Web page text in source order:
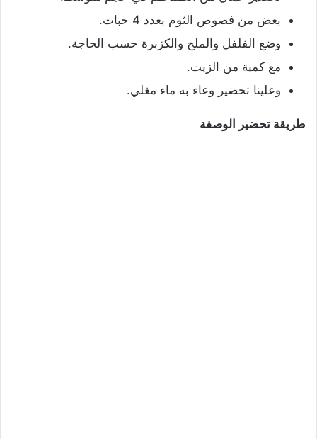
بعض من فصوص الثوم بعدد 4 حبات.
وضع الفلفل والملح والكزبرة حسب الحاجة.
مع كمية من الزيت.
وعلينا تحضير وعاء به ماء مغلي.
طريقة تحضير الوصفة